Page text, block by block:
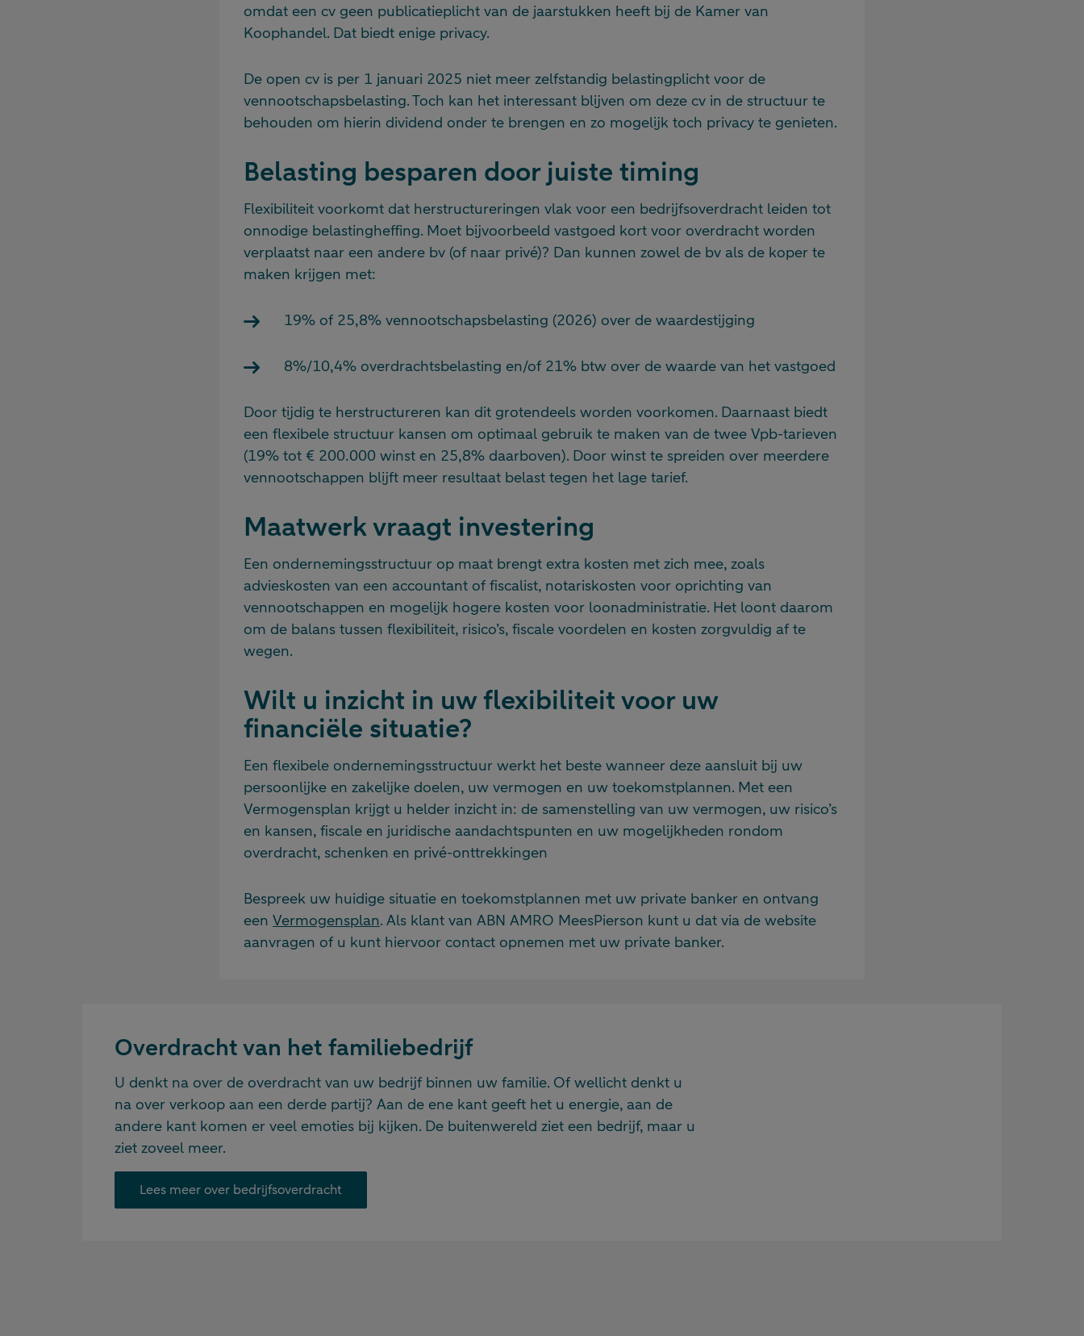
omdat een cv geen publicatieplicht van de jaarstukken heeft bij de Kamer van
Koophandel. Dat biedt enige privacy.
De open cv is per 1 januari 2025 niet meer zelfstandig belastingplicht voor de
vennootschapsbelasting. Toch kan het interessant blijven om deze cv in de structuur te
behouden om hierin dividend onder te brengen en zo mogelijk toch privacy te genieten.
Belasting besparen door juiste timing
Flexibiliteit voorkomt dat herstructureringen vlak voor een bedrijfsoverdracht leiden tot
onnodige belastingheffing. Moet bijvoorbeeld vastgoed kort voor overdracht worden
verplaatst naar een andere bv (of naar privé)? Dan kunnen zowel de bv als de koper te
maken krijgen met:
19% of 25,8% vennootschapsbelasting (2026) over de waardestijging
8%/10,4% overdrachtsbelasting en/of 21% btw over de waarde van het vastgoed
Door tijdig te herstructureren kan dit grotendeels worden voorkomen. Daarnaast biedt
een flexibele structuur kansen om optimaal gebruik te maken van de twee Vpb-tarieven
(19% tot € 200.000 winst en 25,8% daarboven). Door winst te spreiden over meerdere
vennootschappen blijft meer resultaat belast tegen het lage tarief.
Maatwerk vraagt investering
Een ondernemingsstructuur op maat brengt extra kosten met zich mee, zoals
advieskosten van een accountant of fiscalist, notariskosten voor oprichting van
vennootschappen en mogelijk hogere kosten voor loonadministratie. Het loont daarom
om de balans tussen flexibiliteit, risico’s, fiscale voordelen en kosten zorgvuldig af te
wegen.
Wilt u inzicht in uw flexibiliteit voor uw
financiële situatie?
Een flexibele ondernemingsstructuur werkt het beste wanneer deze aansluit bij uw
persoonlijke en zakelijke doelen, uw vermogen en uw toekomstplannen. Met een
Vermogensplan krijgt u helder inzicht in: de samenstelling van uw vermogen, uw risico’s
en kansen, fiscale en juridische aandachtspunten en uw mogelijkheden rondom
overdracht, schenken en privé-onttrekkingen
Bespreek uw huidige situatie en toekomstplannen met uw private banker en ontvang
een Vermogensplan. Als klant van ABN AMRO MeesPierson kunt u dat via de website
aanvragen of u kunt hiervoor contact opnemen met uw private banker.
Overdracht van het familiebedrijf
U denkt na over de overdracht van uw bedrijf binnen uw familie. Of wellicht denkt u
na over verkoop aan een derde partij? Aan de ene kant geeft het u energie, aan de
andere kant komen er veel emoties bij kijken. De buitenwereld ziet een bedrijf, maar u
ziet zoveel meer.
Lees meer over bedrijfsoverdracht